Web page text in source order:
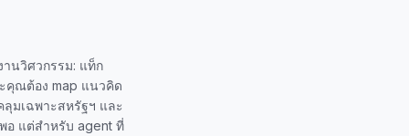
นวิศวกรรม: แท็ก
คุณต้อง map แนวคิด
มเฉพาะสหรัฐฯ และ
พอ แต่สำหรับ agent ที่